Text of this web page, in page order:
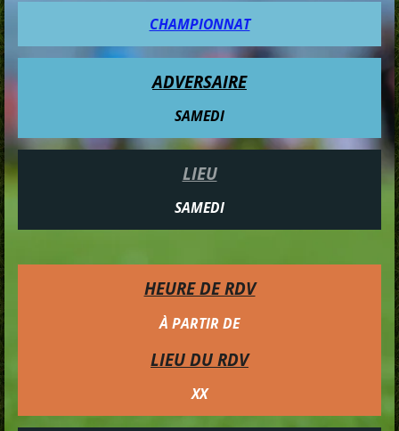
CHAMPIONNAT
ADVERSAIRE
SAMEDI
LIEU
SAMEDI
HEURE DE RDV
À PARTIR DE
LIEU DU RDV
XX